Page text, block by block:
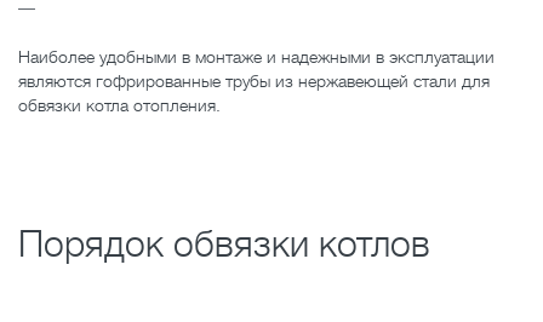
Наиболее удобными в монтаже и надежными в эксплуатации
являются гофрированные трубы из нержавеющей стали для
обвязки котла отопления.
Порядок обвязки котлов